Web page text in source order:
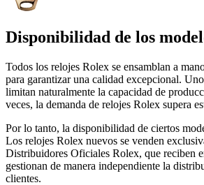
Disponibilidad de los
Todos los relojes Rolex se ensamblan a
para garantizar una calidad excepcional.
limitan naturalmente la capacidad de
veces, la demanda de relojes Rolex supera
Por lo tanto, la disponibilidad de ciertos
Los relojes Rolex nuevos se venden
Distribuidores Oficiales Rolex, que reciben
gestionan de manera independiente la
clientes.